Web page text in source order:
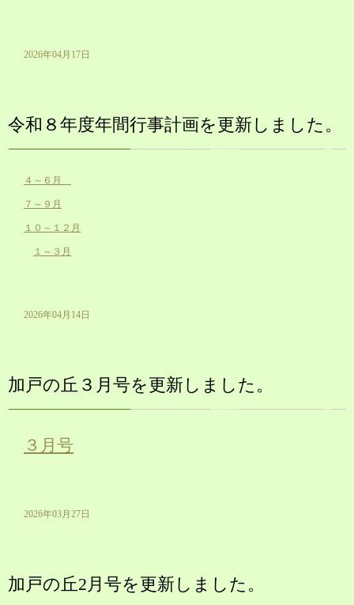
2026年04月17日
令和８年度年間行事計画を更新しました。
４～６月
７～９月
１０～１２月
１～３月
2026年04月14日
加戸の丘３月号を更新しました。
３月号
2026年03月27日
加戸の丘2月号を更新しました。